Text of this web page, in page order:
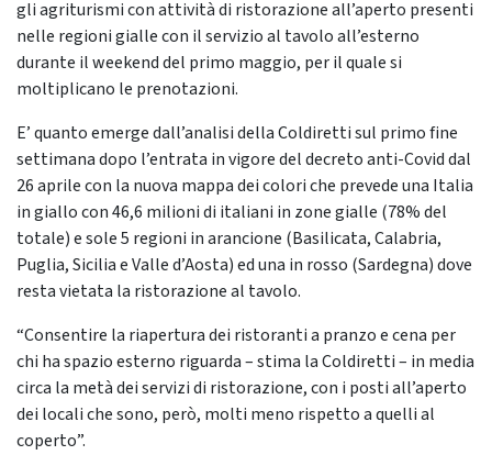
gli agriturismi con attività di ristorazione all’aperto presenti
nelle regioni gialle con il servizio al tavolo all’esterno
durante il weekend del primo maggio, per il quale si
moltiplicano le prenotazioni.
E’ quanto emerge dall’analisi della Coldiretti sul primo fine
settimana dopo l’entrata in vigore del decreto anti-Covid dal
26 aprile con la nuova mappa dei colori che prevede una Italia
in giallo con 46,6 milioni di italiani in zone gialle (78% del
totale) e sole 5 regioni in arancione (Basilicata, Calabria,
Puglia, Sicilia e Valle d’Aosta) ed una in rosso (Sardegna) dove
resta vietata la ristorazione al tavolo.
“Consentire la riapertura dei ristoranti a pranzo e cena per
chi ha spazio esterno riguarda – stima la Coldiretti – in media
circa la metà dei servizi di ristorazione, con i posti all’aperto
dei locali che sono, però, molti meno rispetto a quelli al
coperto”.